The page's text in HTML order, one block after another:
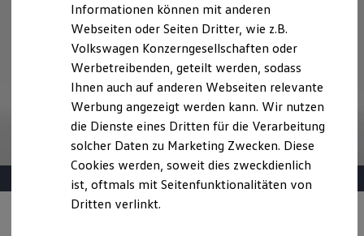
Lifestyle Shop
T-Roc Kollektion
Golf Kollektion
ID. Kollektion
Volkswagen Kollektion
R-Kollektion
GTI Kollektion
Fußball Drop
we drive football
#wedriveproud
Besitzer und Service
Software Updates
Service und Ersatzteile
Informationen können mit anderen
Webseiten oder Seiten Dritter, wie z.B.
Volkswagen Konzerngesellschaften oder
Werbetreibenden, geteilt werden, sodass
Ihnen auch auf anderen Webseiten relevante
Werbung angezeigt werden kann. Wir nutzen
die Dienste eines Dritten für die Verarbeitung
solcher Daten zu Marketing Zwecken. Diese
Cookies werden, soweit dies zweckdienlich
ist, oftmals mit Seitenfunktionalitäten von
Dritten verlinkt.